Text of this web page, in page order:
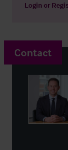
Login or
Contact